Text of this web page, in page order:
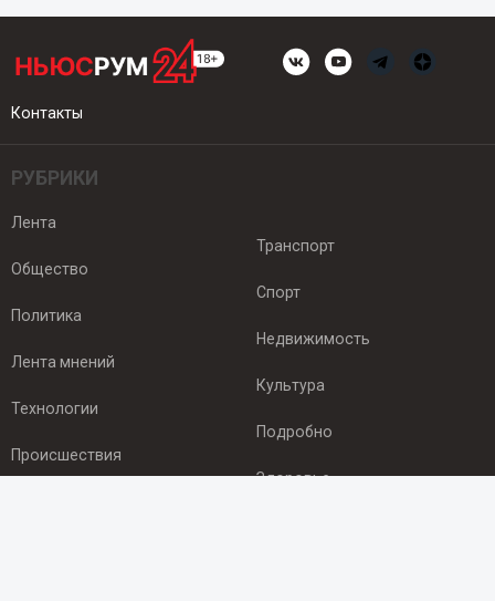
Контакты
РУБРИКИ
Лента
Общество
Политика
Лента мнений
Технологии
Происшествия
Транспорт
Спорт
Недвижимость
Культура
Подробно
Здоровье